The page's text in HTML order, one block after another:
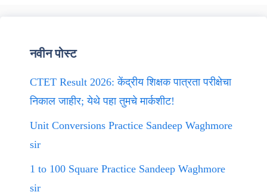
नवीन पोस्ट
CTET Result 2026: केंद्रीय शिक्षक पात्रता परीक्षेचा
निकाल जाहीर; येथे पहा तुमचे मार्कशीट!
Unit Conversions Practice Sandeep Waghmore
sir
1 to 100 Square Practice Sandeep Waghmore
sir